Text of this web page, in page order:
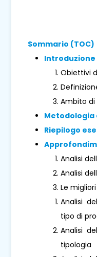
Sommario (TOC)
Introduzione
Obiettivi
Ambito
Metodologia
Riepilogo
Analisi
Analisi
Le
Analisi
tipo di
Analisi
tipologia